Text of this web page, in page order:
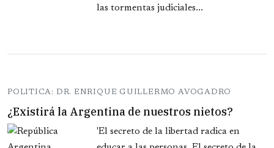
las tormentas judiciales...
POLITICA: DR. ENRIQUE GUILLERMO AVOGADRO
¿Existirá la Argentina de nuestros nietos?
'El secreto de la libertad radica en